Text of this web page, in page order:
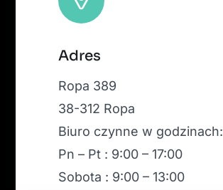
|Map tiles by
OpenStreetMap, under ODbL.
Adres
Ropa 389
38-312 Ropa
Biuro czynne w godzinach:
Pn – Pt : 9:00 – 17:00
Sobota : 9:00 – 13:00